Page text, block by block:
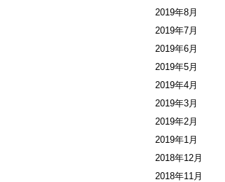
2019年8月
2019年7月
2019年6月
2019年5月
2019年4月
2019年3月
2019年2月
2019年1月
2018年12月
2018年11月